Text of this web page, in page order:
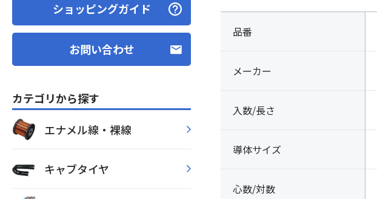
ショッピングガイド
お問い合わせ
カテゴリから探す
エナメル線・裸線
キャブタイヤ
品番
メーカー
入数/長さ
導体サイズ
心数/対数